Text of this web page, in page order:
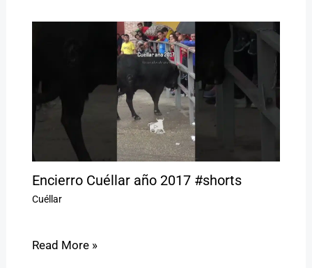
Encierro Cuéllar año 2017 #shorts
Cuéllar
Read More »